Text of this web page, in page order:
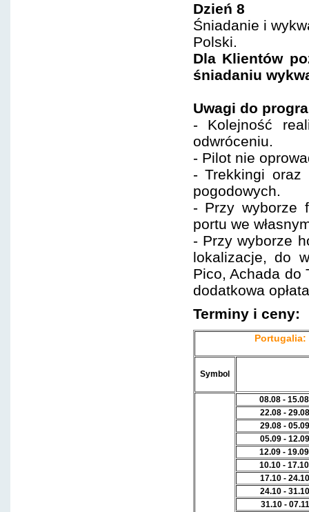
Dzień 8
Śniadanie i
Polski.
Dla Klientów
śniadaniu
Uwagi do
- Kolejność
odwróceniu.
- Pilot nie
- Trekkingi oraz
pogodowych.
- Przy wyborze
portu we
- Przy wyborze
lokalizacje, do
Pico, Achada do
dodatkowa
Terminy i ceny:
Portugalia:
Symbol
08.08 -
22.08 -
29.08 -
05.09 -
12.09 -
10.10 -
17.10 -
24.10 -
31.10 -